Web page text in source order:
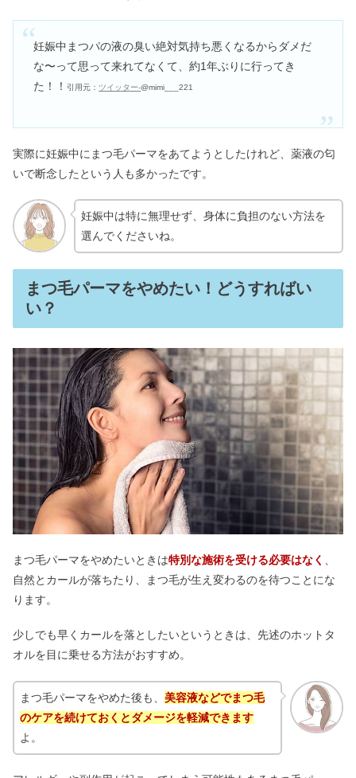
妊娠中まつパの液の臭い絶対気持ち悪くなるからダメだ
な〜って思って来れてなくて、約1年ぶりに行ってき
た！！
引用元： ツイッター-@mimi___221
実際に妊娠中にまつ毛パーマをあてようとしたけれど、薬液の匂
いで断念したという人も多かったです。
妊娠中は特に無理せず、身体に負担のない方法を
選んでくださいね。
まつ毛パーマをやめたい！どうすればい
い？
まつ毛パーマをやめたいときは特別な施術を受ける必要はなく
自然とカールが落ちたり、まつ毛が生え変わるのを待つことにな
ります。
少しでも早くカールを落としたいというときは、先述のホットタ
オルを目に乗せる方法がおすすめ。
まつ毛パーマをやめた後も、 美容液などでまつ毛
のケアを続けておくとダメージを軽減できます
よ。